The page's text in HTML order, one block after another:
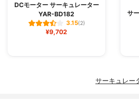
DCモーター サーキュレーター
YAR-BD182
3.15(2)
¥9,702
サ
サーキュレー